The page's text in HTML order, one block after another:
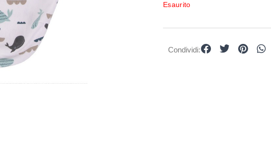
Esaurito
Condividi: